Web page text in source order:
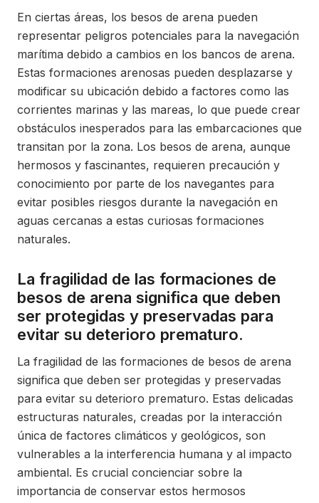
En ciertas áreas, los besos de arena pueden
representar peligros potenciales para la navegación
marítima debido a cambios en los bancos de arena.
Estas formaciones arenosas pueden desplazarse y
modificar su ubicación debido a factores como las
corrientes marinas y las mareas, lo que puede crear
obstáculos inesperados para las embarcaciones que
transitan por la zona. Los besos de arena, aunque
hermosos y fascinantes, requieren precaución y
conocimiento por parte de los navegantes para
evitar posibles riesgos durante la navegación en
aguas cercanas a estas curiosas formaciones
naturales.
La fragilidad de las formaciones de
besos de arena significa que deben
ser protegidas y preservadas para
evitar su deterioro prematuro.
La fragilidad de las formaciones de besos de arena
significa que deben ser protegidas y preservadas
para evitar su deterioro prematuro. Estas delicadas
estructuras naturales, creadas por la interacción
única de factores climáticos y geológicos, son
vulnerables a la interferencia humana y al impacto
ambiental. Es crucial concienciar sobre la
importancia de conservar estos hermosos